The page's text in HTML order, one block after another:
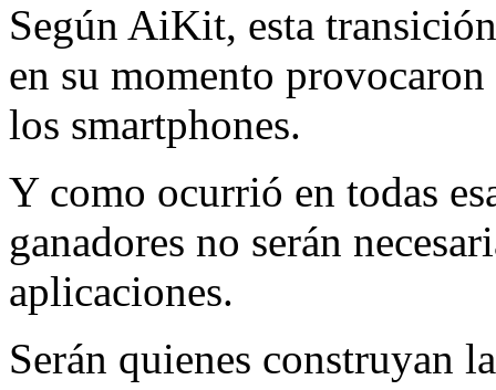
Según AiKit, esta
en su momento
los smartphones.
Y como ocurrió en todas
ganadores no serán
aplicaciones.
Serán quienes construyan